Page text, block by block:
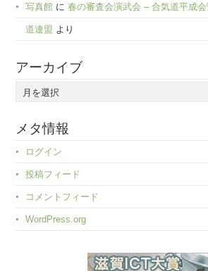
写真館 に春の審査会演武会 – 合気道平成
道連盟 より
アーカイブ
ー
ブ
メタ情報
ログイン
投稿フィード
コメントフィード
WordPress.org